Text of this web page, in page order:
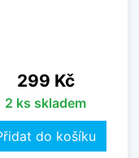
Cena
299 Kč
2 ks skladem
do košíku